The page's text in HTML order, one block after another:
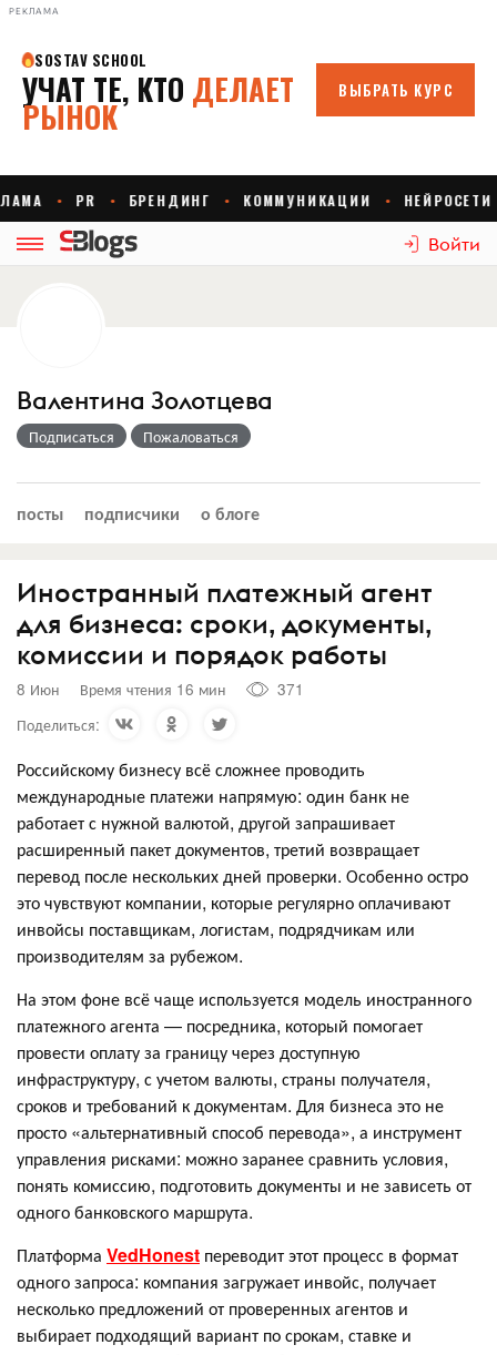
РЕКЛАМА
Войти
Валентина Золотцева
Подписаться Пожаловаться
посты подписчики о блоге
Иностранный платежный агент
для бизнеса: сроки, документы,
комиссии и порядок работы
8 Июн Время чтения 16 мин
371
Поделиться:
Российскому бизнесу всё сложнее проводить
международные платежи напрямую: один банк не
работает с нужной валютой, другой запрашивает
расширенный пакет документов, третий возвращает
перевод после нескольких дней проверки. Особенно остро
это чувствуют компании, которые регулярно оплачивают
инвойсы поставщикам, логистам, подрядчикам или
производителям за рубежом.
На этом фоне всё чаще используется модель иностранного
платежного агента — посредника, который помогает
провести оплату за границу через доступную
инфраструктуру, с учетом валюты, страны получателя,
сроков и требований к документам. Для бизнеса это не
просто «альтернативный способ перевода», а инструмент
управления рисками: можно заранее сравнить условия,
понять комиссию, подготовить документы и не зависеть от
одного банковского маршрута.
Платформа VedHonest переводит этот процесс в формат
одного запроса: компания загружает инвойс, получает
несколько предложений от проверенных агентов и
выбирает подходящий вариант по срокам, ставке и